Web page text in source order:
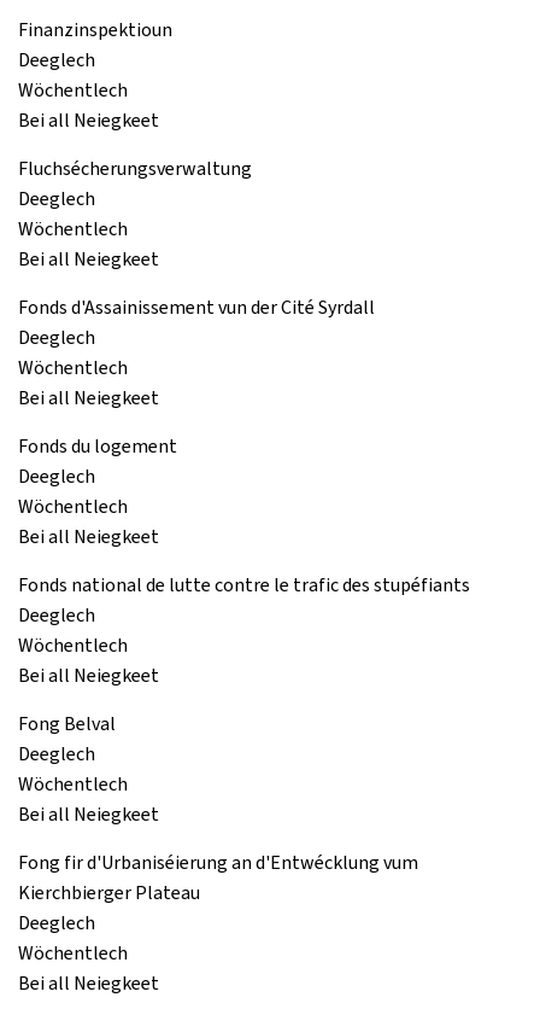
Finanzinspektioun
Deeglech
Wöchentlech
Bei all Neiegkeet
Fluchsécherungsverwaltung
Deeglech
Wöchentlech
Bei all Neiegkeet
Fonds d'Assainissement vun der Cité Syrdall
Deeglech
Wöchentlech
Bei all Neiegkeet
Fonds du logement
Deeglech
Wöchentlech
Bei all Neiegkeet
Fonds national de lutte contre le trafic des stupéfiants
Deeglech
Wöchentlech
Bei all Neiegkeet
Fong Belval
Deeglech
Wöchentlech
Bei all Neiegkeet
Fong fir d'Urbaniséierung an d'Entwécklung vum
Kierchbierger Plateau
Deeglech
Wöchentlech
Bei all Neiegkeet